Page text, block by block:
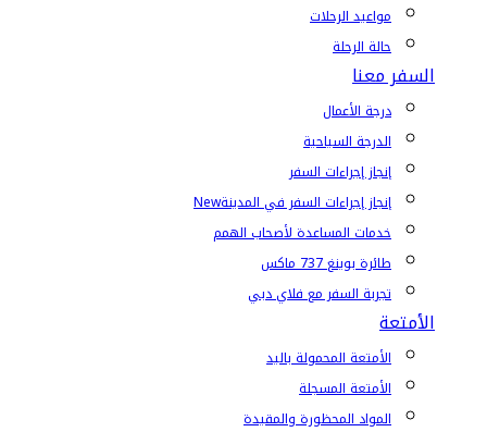
مواعيد الرحلات
حالة الرحلة
السفر معنا
درجة الأعمال
الدرجة السياحية
إنجاز إجراءات السفر
إنجاز إجراءات السفر في المدينةNew
خدمات المساعدة لأصحاب الهمم
طائرة بوينغ 737 ماكس
تجربة السفر مع فلاي دبي
الأمتعة
الأمتعة المحمولة باليد
الأمتعة المسجلة
المواد المحظورة والمقيدة